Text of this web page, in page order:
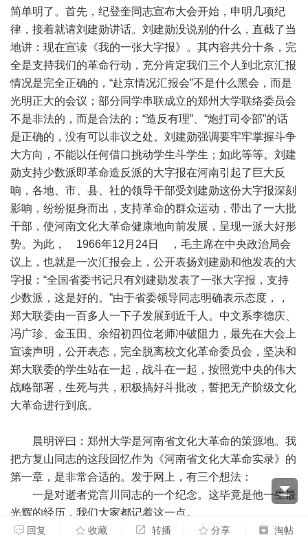
简单明了。首先，纪登奎同志宣布大会开始，申明几项纪
律，接着就请刘建勋讲话。刘建勋没说别的什么，直截了当
地讲：现在宣读《我的一张大字报》。其内容共分十条，完
全是支持我们的革命行动，充分肯定我们三个人到北京汇报
情况是完全正确的，“赴京情况汇报会”不是什么黑会，而是
光明正大的会议；部分同学串联成立的郑州大学联络委员会
不是非法的，而是合法的；“造反有理”、“炮打司令部”的话
是正确的，没有可以非议之处。刘建勋强调要牢牢掌握斗争
大方向，不能以任何借口挑动学生斗学生；如此等等。刘建
勋支持少数派即革命造反派的大字报在河南引起了巨大反
响，各地、市、县、社的领导干部受刘建勋这份大字报深刻
影响，纷纷挺身而出，支持革命的群众运动，带出了一大批
干部，使河南文化大革命健康地向前发展，呈现一派大好形
势。为此， 1966年12月24日 ，毛主席在中央政治局会
议上，也就是一次汇报会上，公开表扬刘建勋和他发表的大
字报：“全国省委书记只有刘建勋发表了一张大字报，支持
少数派，这是好的。”由于省委领导同志明确表示态度，，
郑大联委由一百多人一下子发展到近千人。中文系李德庆、
冯广珍、金玉田、余绍初四位老师冲破阻力，最先在大会上
宣读声明，公开表态，完全脱离校文化革命委员会，坚决和
郑大联委的学生站在一起，战斗在一起，按照党中央的伟大
战略部署，生死与共，积极搞好斗批改，誓把无产阶级文化
大革命进行到底。
晨明评曰：郑州大学是河南省文化大革命的策源地。我
把方复山同志的这段回忆作为《河南省文化大革命实录》的
第一章，是非常合适的。发于网上，有三个想法：
一是对逝者党言川同志的一个纪念。这毕竟是他一生最
光辉的经历，我们大家都记着这一点。
二是向读者展示刘建勋这个原本很可爱的真实的共产党
回复 收藏 转播 分享 淘帖